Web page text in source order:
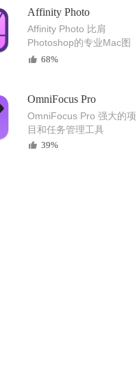
Affinity Photo
Affinity Photo 比肩
Photoshop的专业Mac图
像编辑软件
68%
OmniFocus Pro
OmniFocus Pro 强大的项
目和任务管理工具
39%